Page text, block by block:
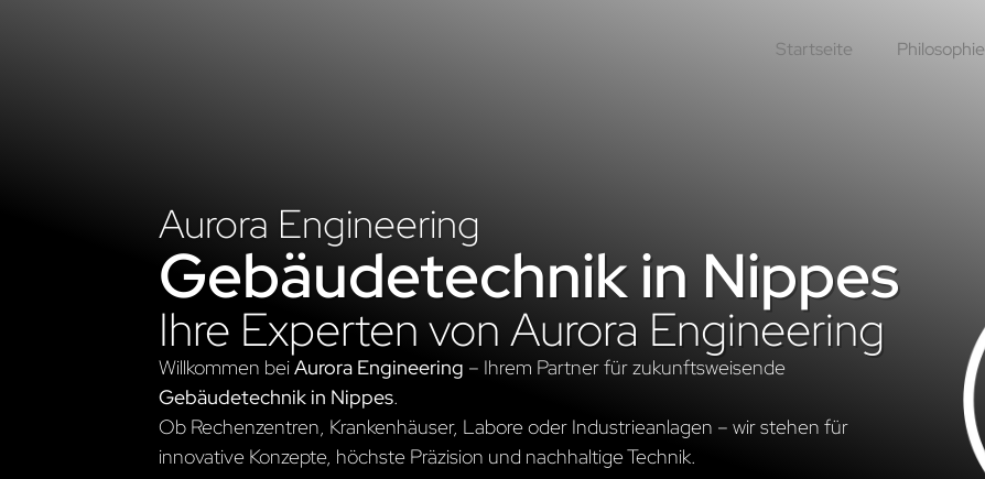
Startseite Philosophie
Aurora Engineering
Gebäudetechnik in Nippes
Ihre Experten von Aurora Engineering
Willkommen beiAurora Engineering – Ihrem Partner für zukunftsweisende
Gebäudetechnik in Nippes.
Ob Rechenzentren, Krankenhäuser, Labore oder Industrieanlagen – wir stehen für
innovative Konzepte, höchste Präzision und nachhaltige Technik.